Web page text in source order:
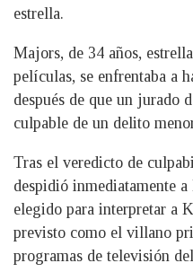
estrella.
Majors, de 34 años,
películas, se enfrentaba a
después de que un jurado
culpable de un delito
Tras el veredicto de
despidió inmediatamente
elegido para interpretar a
previsto como el villano
programas de televisión